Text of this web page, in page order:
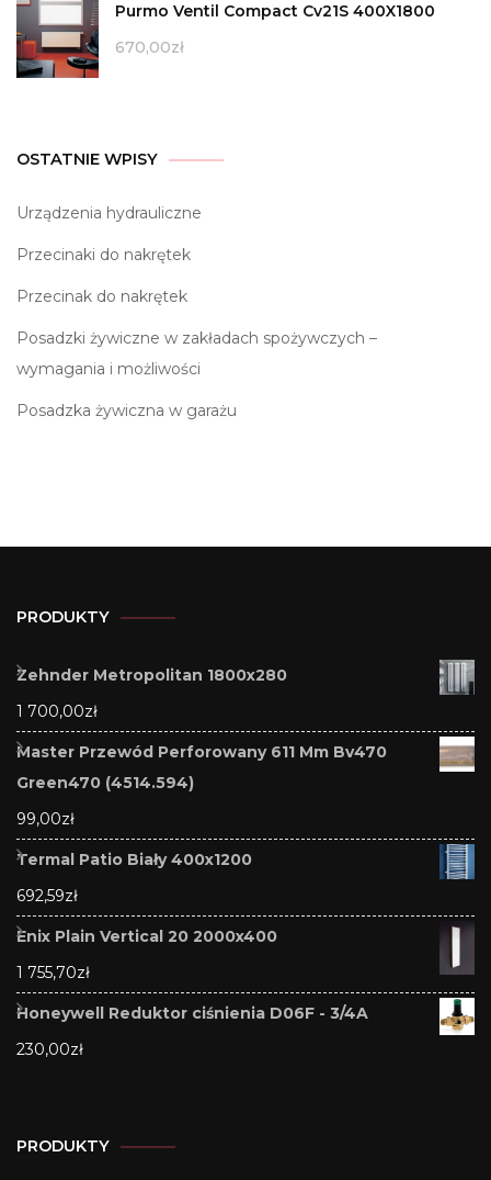
Purmo Ventil Compact Cv21S 400X1800
670,00zł
OSTATNIE WPISY
Urządzenia hydrauliczne
Przecinaki do nakrętek
Przecinak do nakrętek
Posadzki żywiczne w zakładach spożywczych –
wymagania i możliwości
Posadzka żywiczna w garażu
PRODUKTY
Zehnder Metropolitan 1800x280
1 700,00zł
Master Przewód Perforowany 611 Mm Bv470
Green470 (4514.594)
99,00zł
Termal Patio Biały 400x1200
692,59zł
Enix Plain Vertical 20 2000x400
1 755,70zł
Honeywell Reduktor ciśnienia D06F - 3/4A
230,00zł
PRODUKTY